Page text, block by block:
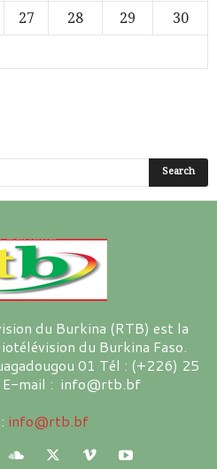
27 28 29
30
du Burkina (RTB) est la
du Burkina Faso.
01 Tél : (+226) 25
mail : info@rtb.bf
info@rtb.bf